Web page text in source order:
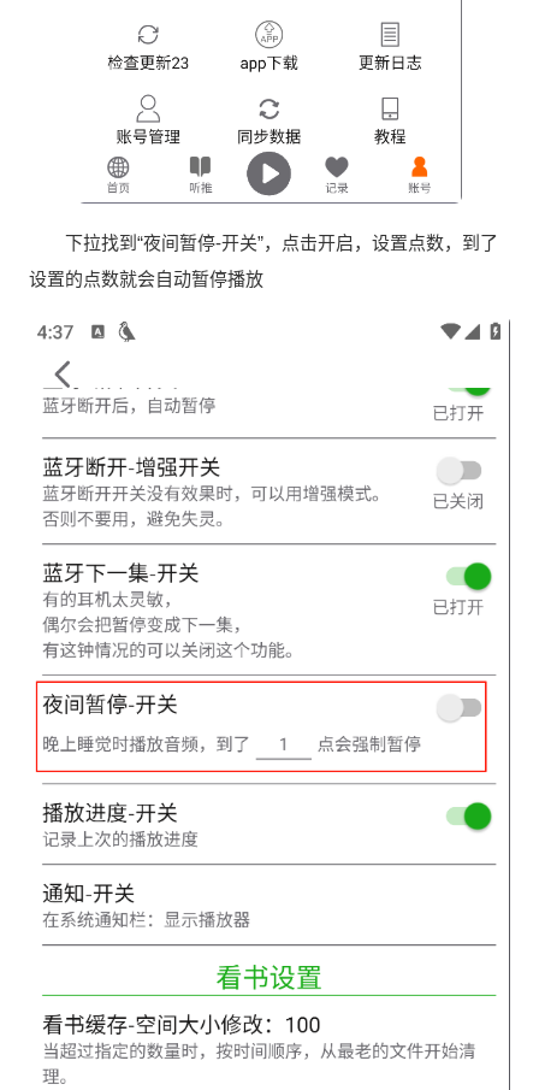
下拉找到“夜间暂停-开关”，点击开启，设置点数，到了
设置的点数就会自动暂停播放